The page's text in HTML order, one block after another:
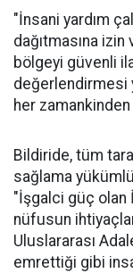
"İnsani yardım
dağıtmasına
bölgeyi güvenli
değerlendirmesi
her
Bildiride, tüm
sağlama
"İşgalci güç olan
nüfusun
Uluslararası
emrettiği gibi